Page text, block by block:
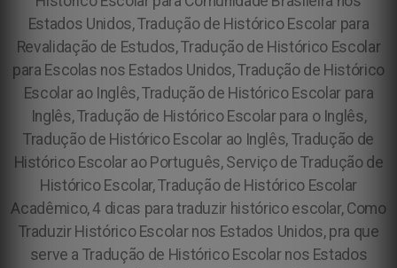
Estados Unidos, Tradução de Histórico Escolar para
Revalidação de Estudos, Tradução de Histórico Escolar
para Escolas nos Estados Unidos, Tradução de Histórico
Escolar ao Inglês, Tradução de Histórico Escolar para
Inglês, Tradução de Histórico Escolar para o Inglês,
Tradução de Histórico Escolar ao Inglês, Tradução de
Histórico Escolar ao Português, Serviço de Tradução de
Histórico Escolar, Tradução de Histórico Escolar
Acadêmico, 4 dicas para traduzir histórico escolar, Como
Traduzir Histórico Escolar nos Estados Unidos, pra que
serve a Tradução de Histórico Escolar nos Estados